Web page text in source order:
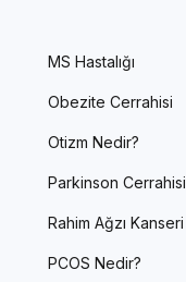
MS Hastalığı
Obezite Cerrahisi
Otizm Nedir?
Parkinson Cerrahisi
Rahim Ağzı Kanseri
PCOS Nedir?